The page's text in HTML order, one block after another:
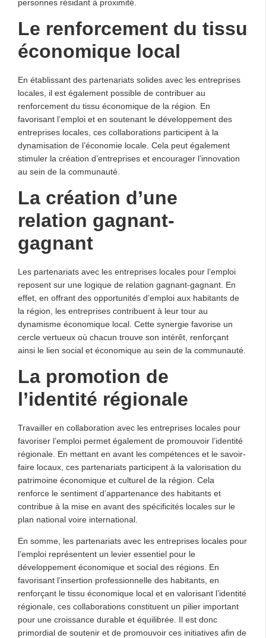
personnes résidant à proximité.
Le renforcement du tissu
économique local
En établissant des partenariats solides avec les entreprises
locales, il est également possible de contribuer au
renforcement du tissu économique de la région. En
favorisant l’emploi et en soutenant le développement des
entreprises locales, ces collaborations participent à la
dynamisation de l’économie locale. Cela peut également
stimuler la création d’entreprises et encourager l’innovation
au sein de la communauté.
La création d’une
relation gagnant-
gagnant
Les partenariats avec les entreprises locales pour l’emploi
reposent sur une logique de relation gagnant-gagnant. En
effet, en offrant des opportunités d’emploi aux habitants de
la région, les entreprises contribuent à leur tour au
dynamisme économique local. Cette synergie favorise un
cercle vertueux où chacun trouve son intérêt, renforçant
ainsi le lien social et économique au sein de la communauté.
La promotion de
l’identité régionale
Travailler en collaboration avec les entreprises locales pour
favoriser l’emploi permet également de promouvoir l’identité
régionale. En mettant en avant les compétences et le savoir-
faire locaux, ces partenariats participent à la valorisation du
patrimoine économique et culturel de la région. Cela
renforce le sentiment d’appartenance des habitants et
contribue à la mise en avant des spécificités locales sur le
plan national voire international.
En somme, les partenariats avec les entreprises locales pour
l’emploi représentent un levier essentiel pour le
développement économique et social des régions. En
favorisant l’insertion professionnelle des habitants, en
renforçant le tissu économique local et en valorisant l’identité
régionale, ces collaborations constituent un pilier important
pour une croissance durable et équilibrée. Il est donc
primordial de soutenir et de promouvoir ces initiatives afin de